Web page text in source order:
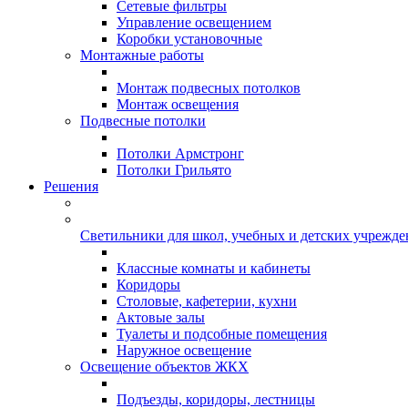
Сетевые фильтры
Управление освещением
Коробки установочные
Монтажные работы
Монтаж подвесных потолков
Монтаж освещения
Подвесные потолки
Потолки Армстронг
Потолки Грильято
Решения
Светильники для школ, учебных и детских
Классные комнаты и кабинеты
Коридоры
Столовые, кафетерии, кухни
Актовые залы
Туалеты и подсобные помещения
Наружное освещение
Освещение объектов ЖКХ
Подъезды, коридоры, лестницы